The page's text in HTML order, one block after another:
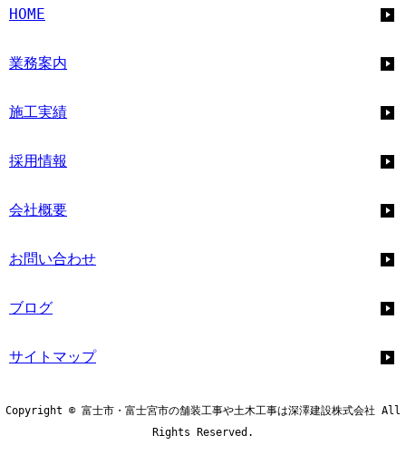
HOME
業務案内
施工実績
採用情報
会社概要
お問い合わせ
ブログ
サイトマップ
Copyright © 富士市・富士宮市の舗装工事や土木工事は深澤建設株式会社 All
Rights Reserved.